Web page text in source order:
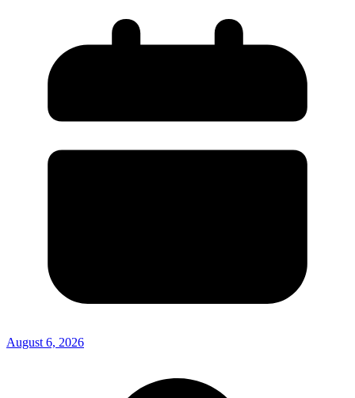
August 6, 2026